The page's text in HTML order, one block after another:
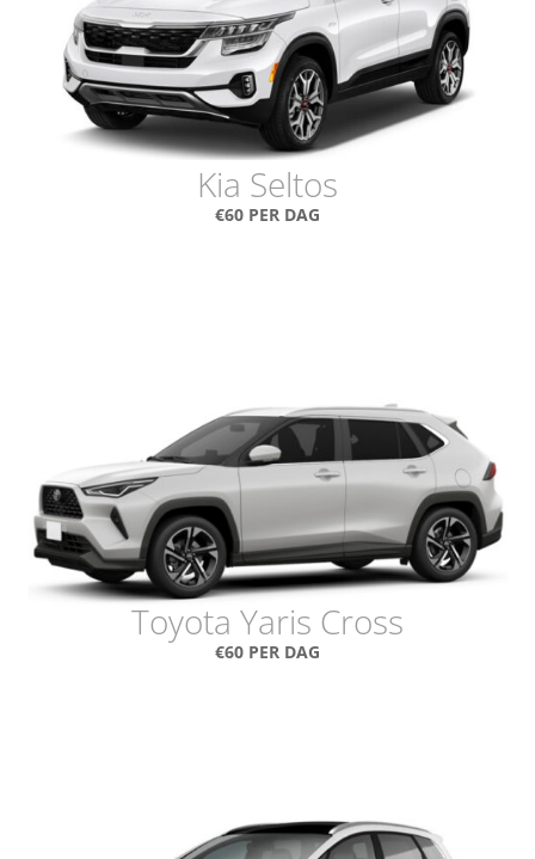
Kia Seltos
€60 PER DAG
Toyota Yaris Cross
€60 PER DAG